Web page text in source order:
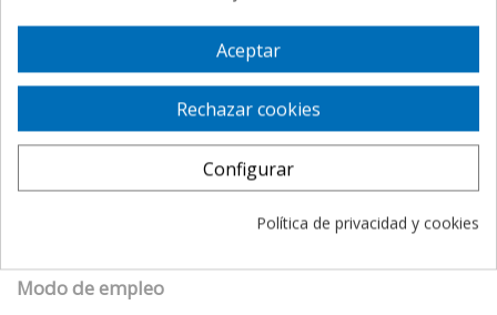
Descripción
Detalles del producto
Modo de empleo
Aceptar
Rechazar cookies
Configurar
Política de privacidad y cookies